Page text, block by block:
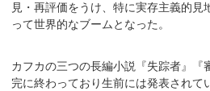
見・再評価をうけ、特に実存主義的見
って世界的なブームとなった。
カフカの三つの長編小説『失踪者』『
完に終わっており生前には発表されて